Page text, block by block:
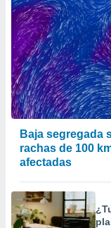
Baja segregada
rachas de 100
afectadas